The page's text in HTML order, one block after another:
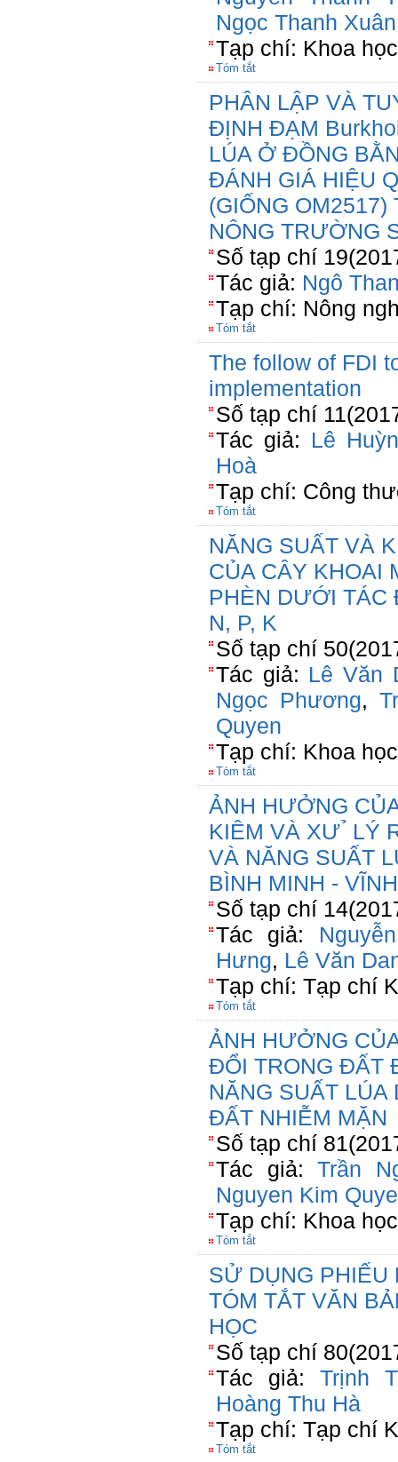
Ngọc Thanh Xuân
Tạp chí: Khoa
Tóm tắt
PHÂN LẬP VÀ
ĐỊNH ĐẠM
LÚA Ở ĐỒNG
ĐÁNH GIÁ HIỆU
(GIỐNG
NÔNG TRƯỜNG
Số tạp chí
Tác giả: Ngô
Tạp chí: Nông
Tóm tắt
The follow of FDI
implementation
Số tạp chí
Tác giả: Lê
Hoà
Tạp chí: Công
Tóm tắt
NĂNG SUẤT VÀ
CỦA CÂY KHOAI
PHÈN DƯỚI TÁC
N, P, K
Số tạp chí
Tác giả: Lê Văn
Ngọc Phương,
Quyen
Tạp chí: Khoa
Tóm tắt
ẢNH HƯỞNG
KIÊM VÀ XƯ ̉ LÝ
VÀ NĂNG SUẤT
BÌNH MINH -
Số tạp chí
Tác giả:
Hưng, Lê Văn
Tạp chí: Tạp chí
Tóm tắt
ẢNH HƯỞNG
ĐỔI TRONG ĐẤT
NĂNG SUẤT
ĐẤT NHIỄM MẶN
Số tạp chí
Tác giả:Trần
Nguyen Kim
Tạp chí: Khoa
Tóm tắt
SỬ DỤNG PHIẾU
TÓM TẮT VĂN
HỌC
Số tạp chí
Tác giả: Trịnh
Hoàng Thu Hà
Tạp chí: Tạp chí
Tóm tắt